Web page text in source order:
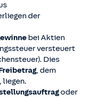
der
bei Aktien
versteuert
Dies
, dem
, liegen.
oder